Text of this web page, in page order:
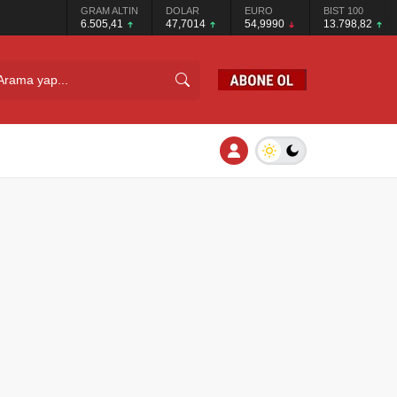
GRAM ALTIN
6.505,41
DOLAR
47,7014
EURO
54,9990
BIST 100
13.798,82